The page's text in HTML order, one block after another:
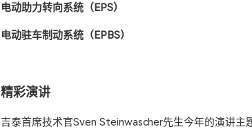
电动助力转向系统（EPS）
电动驻车制动系统（EPBS）
精彩演讲
吉泰首席技术官Sven Steinwascher先生今年的演讲